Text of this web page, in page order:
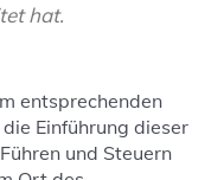
hat.
entsprechenden
Einführung dieser
und Steuern